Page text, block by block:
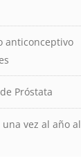
anticonceptivo
Próstata
vez al año al